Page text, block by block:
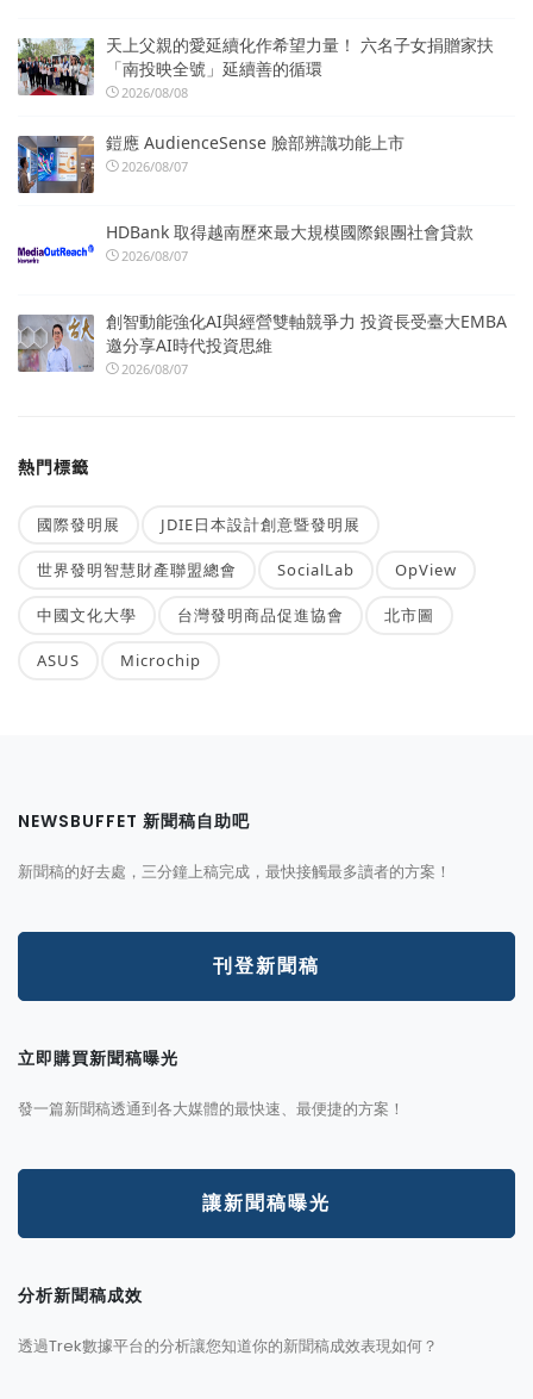
天上父親的愛延續化作希望力量！ 六名子女捐贈家扶
「南投映全號」延續善的循環
2026/08/08
鎧應 AudienceSense 臉部辨識功能上市
2026/08/07
HDBank 取得越南歷來最大規模國際銀團社會貸款
2026/08/07
創智動能強化AI與經營雙軸競爭力 投資長受臺大EMBA
邀分享AI時代投資思維
2026/08/07
熱門標籤
國際發明展 JDIE日本設計創意暨發明展
世界發明智慧財產聯盟總會 SocialLab OpView
中國文化大學 台灣發明商品促進協會 北市圖
ASUS Microchip
NEWSBUFFET 新聞稿自助吧
新聞稿的好去處，三分鐘上稿完成，最快接觸最多讀者的方案！
刊登新聞稿
立即購買新聞稿曝光
發一篇新聞稿透通到各大媒體的最快速、最便捷的方案！
讓新聞稿曝光
分析新聞稿成效
透過Trek數據平台的分析讓您知道你的新聞稿成效表現如何？